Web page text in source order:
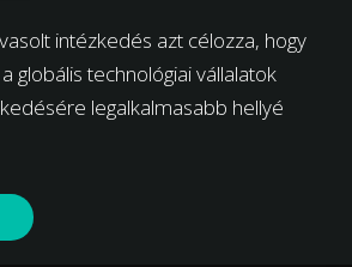
intézkedés azt célozza, hogy
globális technológiai vállalatok
legalkalmasabb hellyé